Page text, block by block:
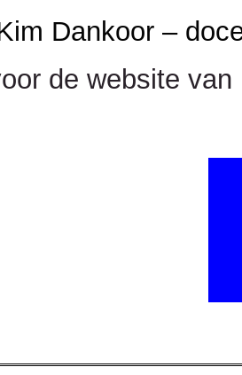
Dankoor –
de website